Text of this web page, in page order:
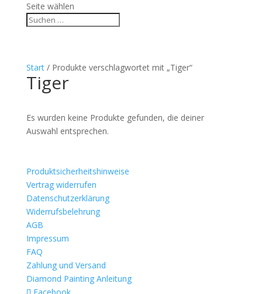
Seite wählen
Start/ Produkte verschlagwortet mit „Tiger“
Tiger
Es wurden keine Produkte gefunden, die deiner
Auswahl entsprechen.
Produktsicherheitshinweise
Vertrag widerrufen
Datenschutzerklärung
Widerrufsbelehrung
AGB
Impressum
FAQ
Zahlung und Versand
Diamond Painting Anleitung